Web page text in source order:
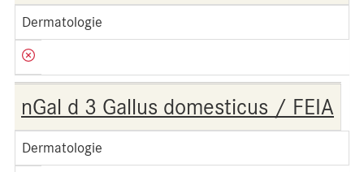
Dermatologie
nGal d 3 Gallus domesticus / FEIA
Dermatologie